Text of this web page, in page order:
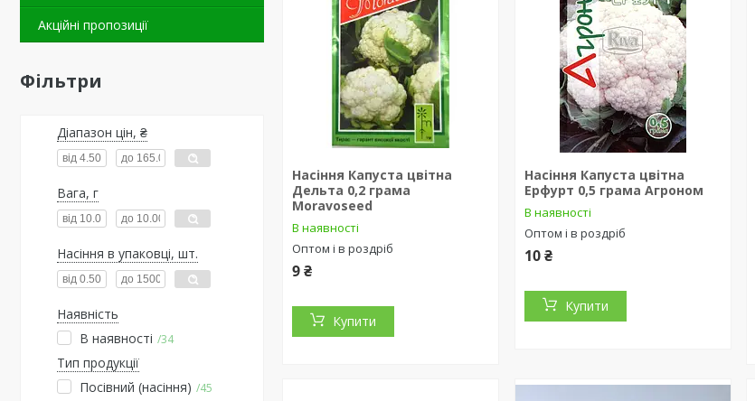
Акційні пропозиції
Фільтри
Діапазон цін, ₴
Вага, г
Насіння в упаковці, шт.
Наявність
В наявності 34
Тип продукції
Посівний (насіння)
45
Насіння Капуста цвітна
Дельта 0,2 грама
Moravoseed
В наявності
Оптом і в роздріб
9 ₴
Купити
Насіння Капуста цвітна
Ерфурт 0,5 грама Агроном
В наявності
Оптом і в роздріб
10 ₴
Купити